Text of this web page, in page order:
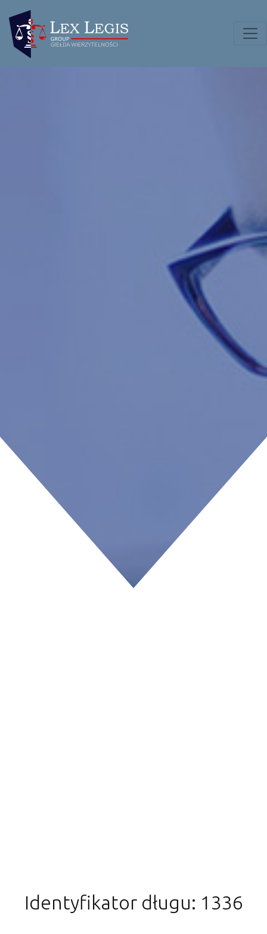
Identyfikator długu: 1336